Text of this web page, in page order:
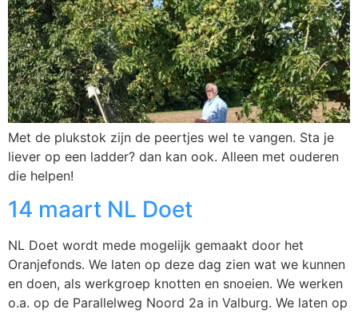
Met de plukstok zijn de peertjes wel te vangen. Sta je
liever op een ladder? dan kan ook. Alleen met ouderen
die helpen!
14 maart NL Doet
NL Doet wordt mede mogelijk gemaakt door het
Oranjefonds. We laten op deze dag zien wat we kunnen
en doen, als werkgroep knotten en snoeien. We werken
o.a. op de Parallelweg Noord 2a in Valburg. We laten op